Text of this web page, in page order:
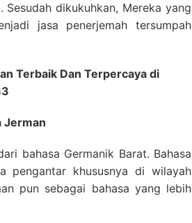
dikukuhkan, Mereka yang
jasa penerjemah tersumpah
Terbaik Dan Terpercaya di
Jerman
bahasa Germanik Barat. Bahasa
pengantar khususnya di wilayah
pun sebagai bahasa yang lebih